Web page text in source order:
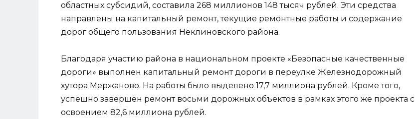
областных субсидий, составила 268 миллионов 148 тысяч рублей. Эти средства
направлены на капитальный ремонт, текущие ремонтные работы и содержание
дорог общего пользования Неклиновского района.
Благодаря участию района в национальном проекте «Безопасные качественные
дороги» выполнен капитальный ремонт дороги в переулке Железнодорожный
хутора Мержаново. На работы было выделено 17,7 миллиона рублей. Кроме того,
успешно завершён ремонт восьми дорожных объектов в рамках этого же проекта с
освоением 82,6 миллиона рублей.